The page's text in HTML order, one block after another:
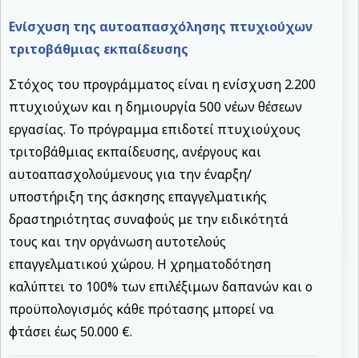
Ενίσχυση της αυτοαπασχόλησης πτυχιούχων
τριτοβάθμιας εκπαίδευσης
Στόχος του προγράμματος είναι η ενίσχυση 2.200
πτυχιούχων και η δημιουργία 500 νέων θέσεων
εργασίας. Το πρόγραμμα επιδοτεί πτυχιούχους
τριτοβάθμιας εκπαίδευσης, ανέργους και
αυτοαπασχολούμενους για την έναρξη/
υποστήριξη της άσκησης επαγγελματικής
δραστηριότητας συναφούς με την ειδικότητά
τους και την οργάνωση αυτοτελούς
επαγγελματικού χώρου. Η χρηματοδότηση
καλύπτει το 100% των επιλέξιμων δαπανών και ο
προϋπολογισμός κάθε πρότασης μπορεί να
φτάσει έως 50.000 €.